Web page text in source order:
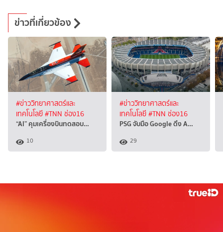
ข่าวที่เกี่ยวข้อง
#ข่าววิทยาศาสตร์และ
เทคโนโลยี#TNN ช่อง16
“AI” คุมเครื่องบินทดสอบ…
10
#ข่าววิทยาศาสตร์และ
เทคโนโลยี#TNN ช่อง16
PSG จับมือ Google ดึง A…
29